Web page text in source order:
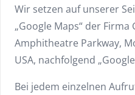
Wir setzen auf unserer
„Google Maps“ der Firma
Amphitheatre Parkway,
USA, nachfolgend
Bei jedem einzelnen